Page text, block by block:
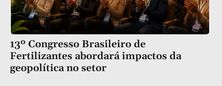
13º Congresso Brasileiro de
Fertilizantes abordará impactos da
geopolítica no setor